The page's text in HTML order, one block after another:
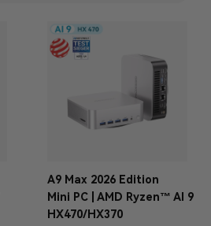
A9 Max 2026 Edition
Mini PC | AMD Ryzen™ AI 9
HX470/HX370